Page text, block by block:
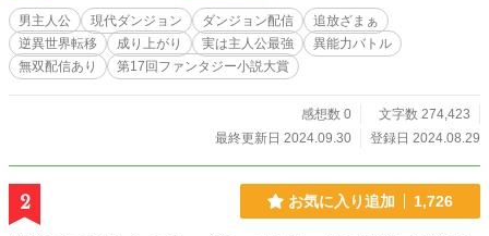
クビを撤回するように草薙数馬に懇願した。 だが草薙数馬と他のメンバーた
ちは聞く耳を持たず、それどころか日頃からの鬱憤を晴らすように拳児に暴力を
働いてダンジョン内に置き去りにしてしまう。 しかし、このときの草薙数馬
たちは知らなかった。 実は今まで自分たちが屈強な魔物を倒せていたのは、
秘められていた自分の真の力を取り戻し、しかもダンジョン協会の会長の孫でイ
ンフルエンサーのA級探索配信者の少女を助けたことで人生が一変。 上位探索
者でも倒すのが困難なイレギュラーと呼ばれる魔物たちを打ち倒し、自身もダン
ジョン協会からのサポートを受けて配信活動を始めたことで空前絶後の神バズり
をする。 一方の拳児をクビにして最悪な行いをした草薙数馬たちはB級探索配
信者となったものの、これまで簡単に倒せていた低級の魔物も倒せなくなって初
配信が大ゴケしてしまう。 やがて無名だった荷物持ちの拳児は世界中から絶
男主人公 現代ダンジョン ダンジョン配信
追放ざまぁ
逆異世界転移
成り上がり 実は主人公最強
異能力バトル
無双配信あり
第17回ファンタジー小説大賞
感想数 0
文字数 274,423
最終更新日 2024.09.30
登録日 2024.08.29
2 お気に入り追加 1,726